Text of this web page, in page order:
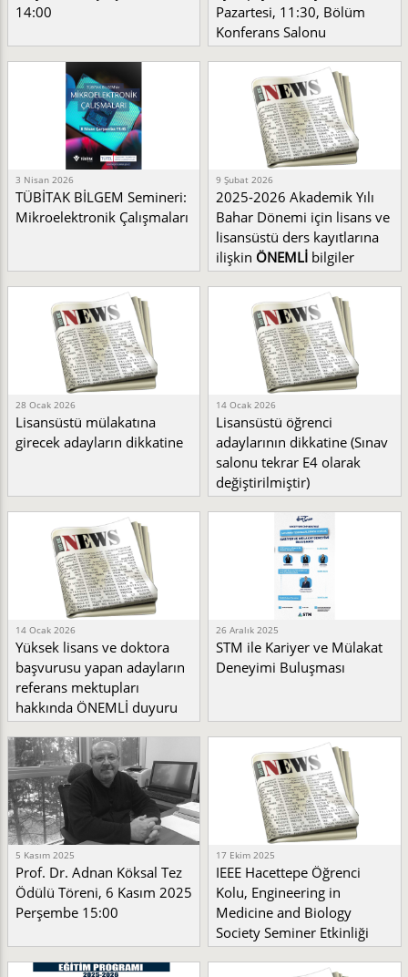
14:00
Pazartesi, 11:30, Bölüm
Konferans Salonu
3 Nisan 2026
TÜBİTAK BİLGEM Semineri:
Mikroelektronik Çalışmaları
9 Şubat 2026
2025-2026 Akademik Yılı
Bahar Dönemi için lisans ve
lisansüstü ders kayıtlarına
ilişkin ÖNEMLİ bilgiler
28 Ocak 2026
Lisansüstü mülakatına
girecek adayların dikkatine
14 Ocak 2026
Lisansüstü öğrenci
adaylarının dikkatine (Sınav
salonu tekrar E4 olarak
değiştirilmiştir)
14 Ocak 2026
Yüksek lisans ve doktora
başvurusu yapan adayların
referans mektupları
hakkında ÖNEMLİ duyuru
26 Aralık 2025
STM ile Kariyer ve Mülakat
Deneyimi Buluşması
5 Kasım 2025
Prof. Dr. Adnan Köksal Tez
Ödülü Töreni, 6 Kasım 2025
Perşembe 15:00
17 Ekim 2025
IEEE Hacettepe Öğrenci
Kolu, Engineering in
Medicine and Biology
Society Seminer Etkinliği